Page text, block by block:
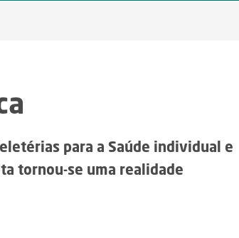
para a Saúde individual e
tornou-se uma realidade